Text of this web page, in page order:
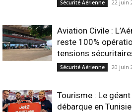
Sécurité Aérienne 22 juin
Aviation Civile :
reste 100%
tensions
Sécurité Aérienne 20 juin
Tourisme : Le
débarque en